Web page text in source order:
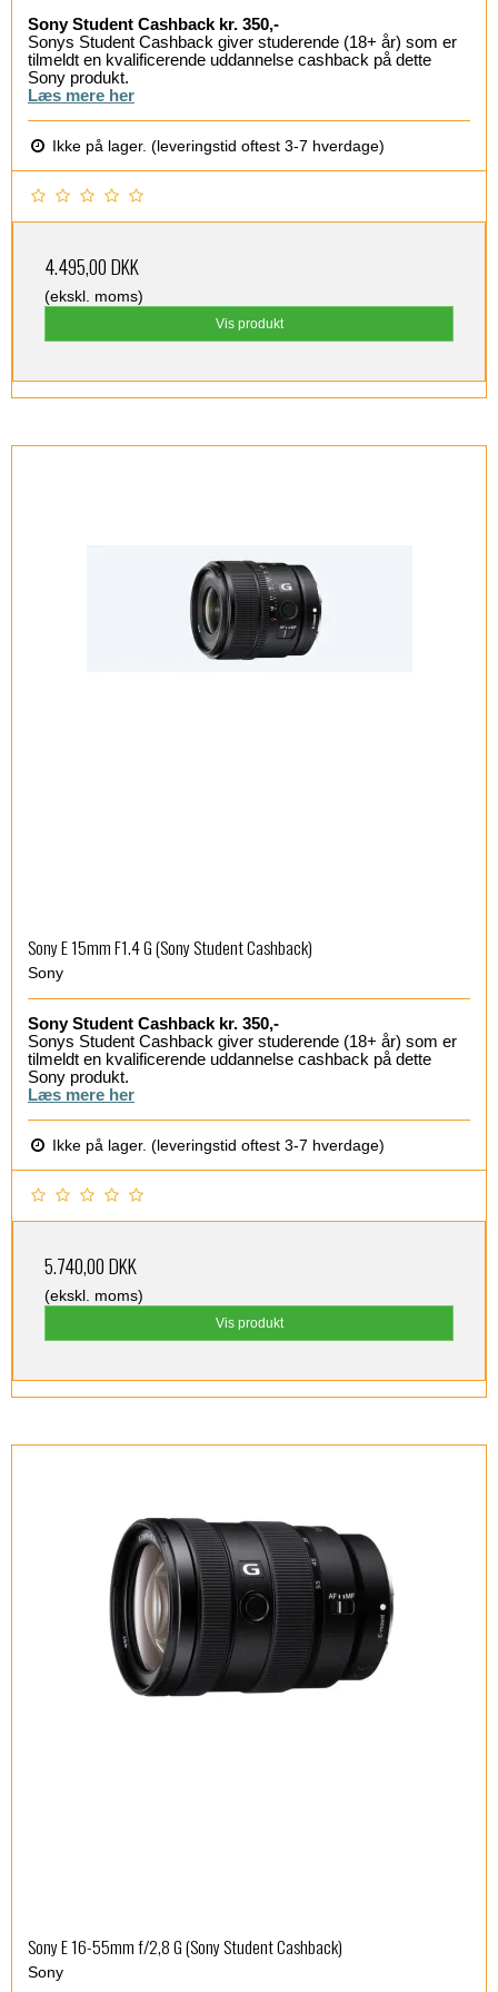
Sony Student Cashback kr. 350,-
Sonys Student Cashback giver studerende (18+ år) som er
tilmeldt en kvalificerende uddannelse cashback på dette
Sony produkt.
Læs mere her
Ikke på lager. (leveringstid oftest 3-7 hverdage)
4.495,00 DKK
(ekskl. moms)
Vis produkt
Sony E 15mm F1.4 G (Sony Student Cashback)
Sony
Sony Student Cashback kr. 350,-
Sonys Student Cashback giver studerende (18+ år) som er
tilmeldt en kvalificerende uddannelse cashback på dette
Sony produkt.
Læs mere her
Ikke på lager. (leveringstid oftest 3-7 hverdage)
5.740,00 DKK
(ekskl. moms)
Vis produkt
Sony E 16-55mm f/2,8 G (Sony Student Cashback)
Sony